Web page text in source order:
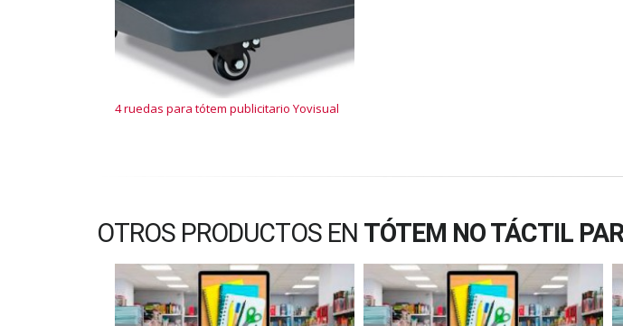
4 ruedas para tótem publicitario Yovisual
OTROS PRODUCTOS EN TÓTEM NO TÁCTIL